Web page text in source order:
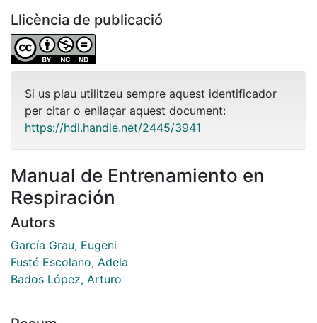
Llicència de publicació
Si us plau utilitzeu sempre aquest identificador
per citar o enllaçar aquest document:
https://hdl.handle.net/2445/3941
Manual de Entrenamiento en
Respiración
Autors
García Grau, Eugeni
Fusté Escolano, Adela
Bados López, Arturo